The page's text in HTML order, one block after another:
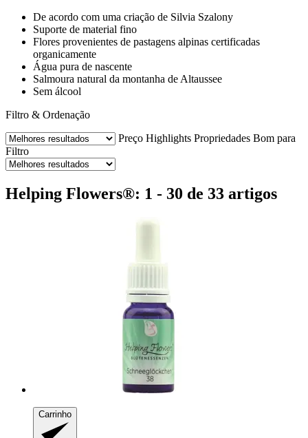
De acordo com uma criação de Silvia Szalony
Suporte de material fino
Flores provenientes de pastagens alpinas certificadas
organicamente
Água pura de nascente
Salmoura natural da montanha de Altaussee
Sem álcool
Filtro & Ordenação
Preço Highlights Propriedades Bom para
Filtro
Helping Flowers®: 1 - 30 de 33 artigos
Carrinho